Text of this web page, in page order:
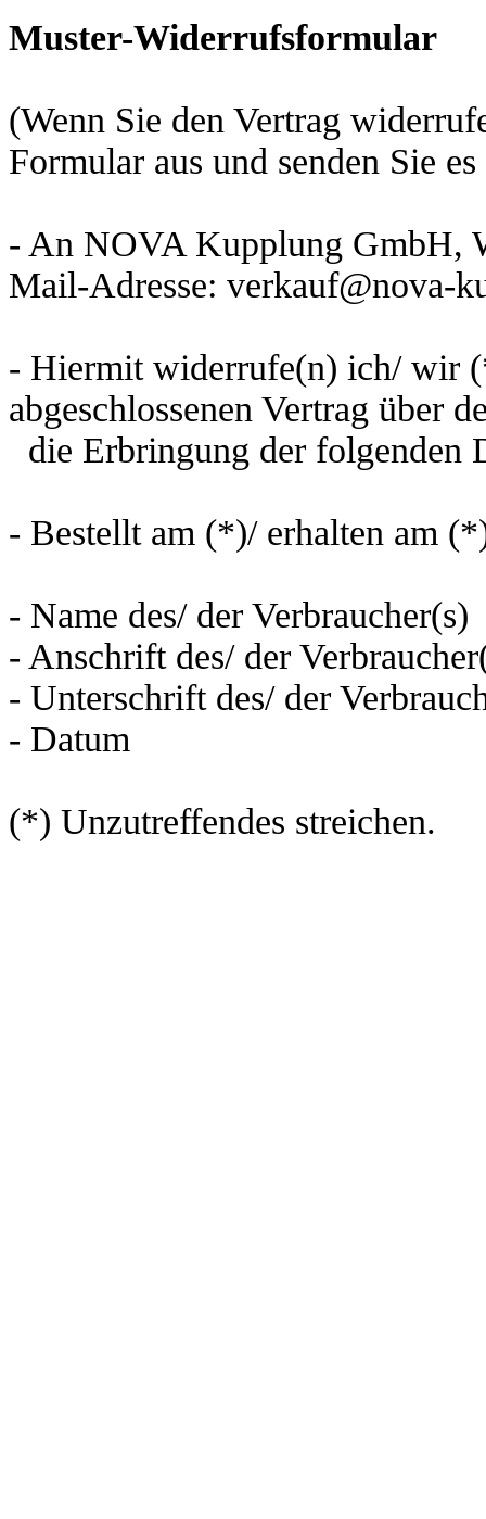
Muster-Widerrufsformular
(Wenn Sie den Vertrag
Formular aus und senden Sie
- An NOVA Kupplung GmbH,
Mail-Adresse: verkauf@nova-
- Hiermit widerrufe(n) ich/ wir
abgeschlossenen Vertrag über
die Erbringung der folgenden
- Bestellt am (*)/ erhalten am
- Name des/ der Verbraucher(s)
- Anschrift des/ der
- Unterschrift des/ der
- Datum
(*) Unzutreffendes streichen.